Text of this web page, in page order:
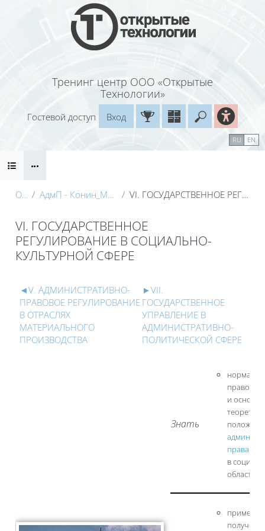
Перейти к основному содержанию
Тренинг центр ООО «Открытые
Технологии»
Введите
Гостевой доступ
Вход
RU EN
Блоки
О курсе АдмП - Конин_Маторина (Электронный курс)_Демо VI. ГОСУДАРСТВЕННОЕ РЕГУЛИРОВАНИЕ В СОЦИАЛЬНО-КУЛЬТУРНОЙ СФЕРЕ
VI. ГОСУДАРСТВЕННОЕ
РЕГУЛИРОВАНИЕ В СОЦИАЛЬНО-
КУЛЬТУРНОЙ СФЕРЕ
Section outline
◄V. АДМИНИСТРАТИВНО-
ПРАВОВОЕ РЕГУЛИРОВАНИЕ
В ОТРАСЛЯХ
МАТЕРИАЛЬНОГО
ПРОИЗВОДСТВА
►VII.
ГОСУДАРСТВЕННОЕ
УПРАВЛЕНИЕ В
АДМИНИСТРАТИВНО-
ПОЛИТИЧЕСКОЙ СФЕРЕ
Знать
правовую
и
права
в
области